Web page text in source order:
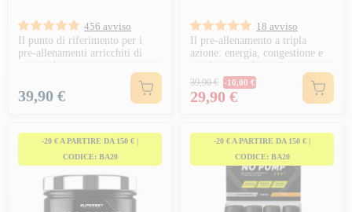
456 avviso
Il punto di riferimento per i
pre-allenamenti arricchiti di
creatina!
Prezzo
39,90 €
18 avviso
Il pre-allenamento a tripla
azione: energia, congestione e
combustione dei grassi
Prezzo normale
39,90 € -10,00 €
Prezzo
29,90 €
-20 € A PARTIRE DA 150 € |
CODICE: BA20
-20 € A PARTIRE DA 150 € |
CODICE: BA20